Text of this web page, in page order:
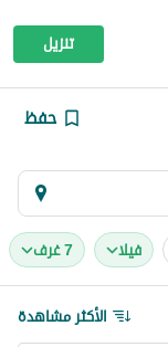
تنزيل
حفظ
فیلا 7 غرف
الأكثر مشاهدة